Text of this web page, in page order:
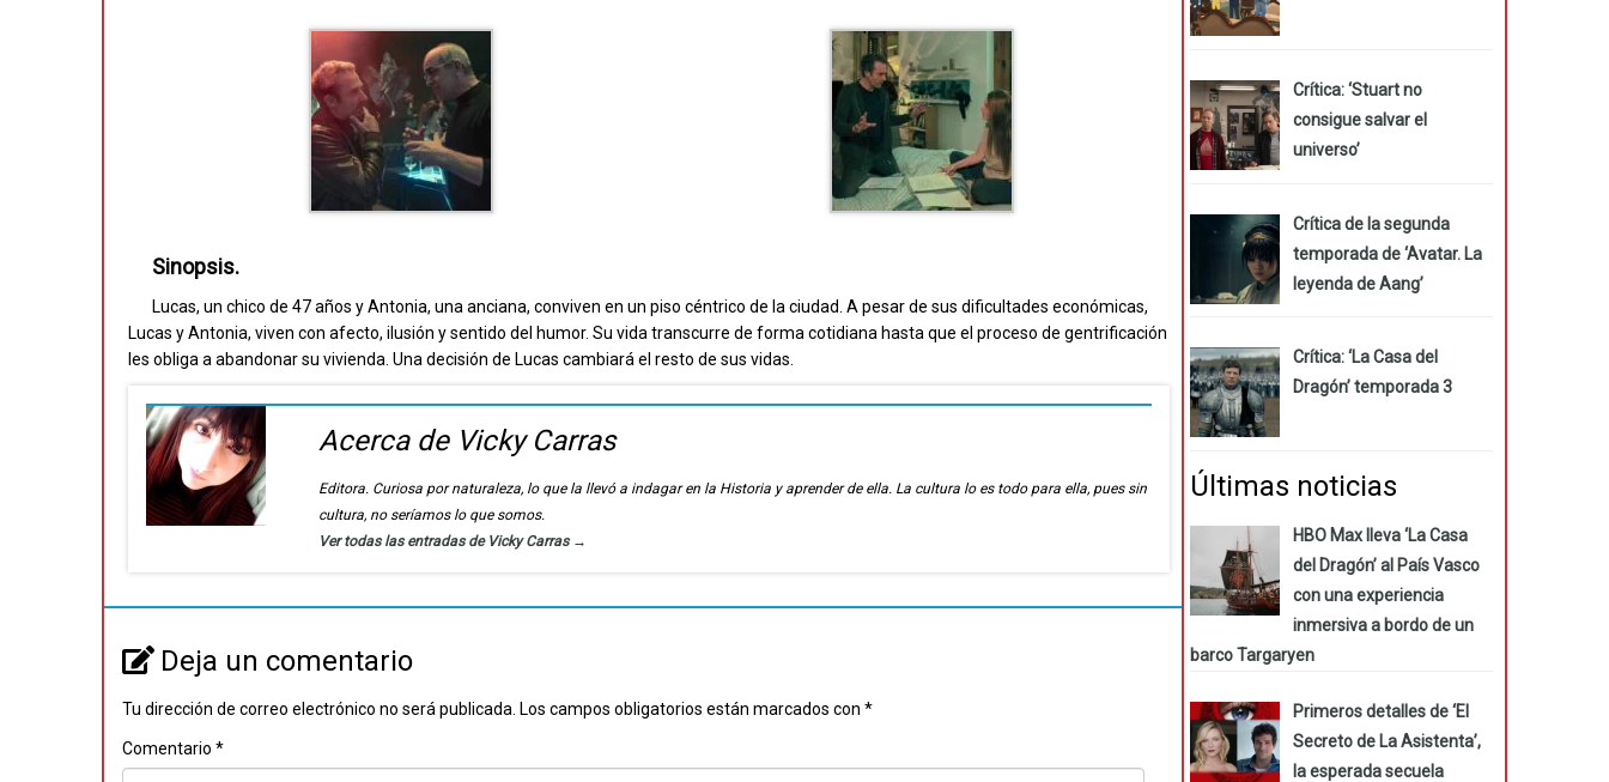
Sinopsis.
Lucas, un chico de 47 años y Antonia, una anciana, conviven en un piso céntrico de la ciudad. A pesar de sus dificultades económicas,
Lucas y Antonia, viven con afecto, ilusión y sentido del humor. Su vida transcurre de forma cotidiana hasta que el proceso de gentrificación
les obliga a abandonar su vivienda. Una decisión de Lucas cambiará el resto de sus vidas.
Acerca de Vicky Carras
Editora. Curiosa por naturaleza, lo que la llevó a indagar en la Historia y aprender de ella. La cultura lo es todo para ella, pues sin
cultura, no seríamos lo que somos.
Ver todas las entradas de Vicky Carras →
Deja un comentario
Tu dirección de correo electrónico no será publicada. Los campos obligatorios están marcados con *
Comentario *
Crítica: ‘Stuart no
consigue salvar el
universo’
Crítica de la segunda
temporada de ‘Avatar. La
leyenda de Aang’
Crítica: ‘La Casa del
Dragón’ temporada 3
Últimas noticias
HBO Max lleva ‘La Casa
del Dragón’ al País Vasco
con una experiencia
inmersiva a bordo de un
barco Targaryen
Primeros detalles de ‘El
Secreto de La Asistenta’,
la esperada secuela